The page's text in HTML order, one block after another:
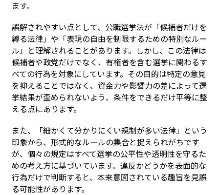
ます。
誤解されやすい点として、公職選挙法が「候補者だけを
縛る法律」や「表現の自由を制限するための特別なルー
ル」と理解されることがあります。しかし、この法律は
候補者や政党だけでなく、有権者を含む選挙に関わるす
べての行為を対象にしています。その目的は特定の意見
を抑えることではなく、資金力や影響力の差によって選
挙結果が歪められないよう、条件をできるだけ平等に整
える点にあります。
また、「細かくて分かりにくい規制が多い法律」という
印象から、形式的なルールの集合と捉えられがちです
が、個々の規定はすべて選挙の公平性や透明性を守るた
めの考え方に基づいています。違反かどうかを表面的な
行為だけで判断すると、本来意図されている趣旨を見誤
る可能性があります。